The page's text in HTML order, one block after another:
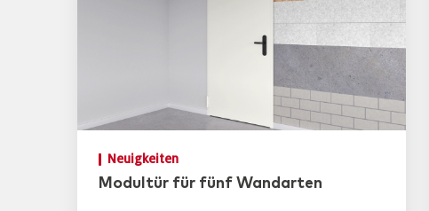
Neuigkeiten
Modultür für fünf Wandarten